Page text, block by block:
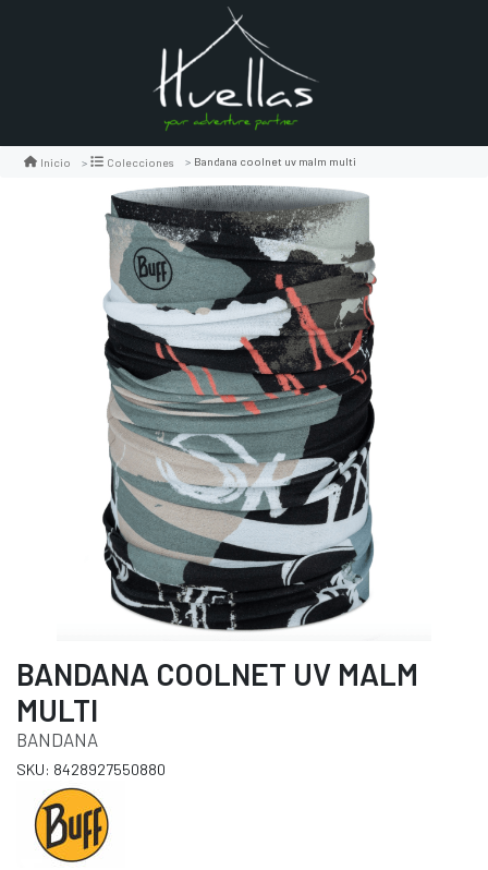
Inicio Colecciones Bandana coolnet uv malm multi
BANDANA COOLNET UV MALM
MULTI
BANDANA
SKU: 8428927550880